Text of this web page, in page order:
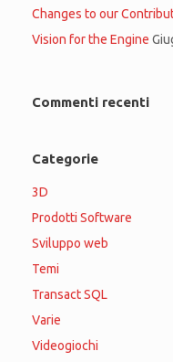
Changes to our
Vision for the Engine
Commenti recenti
Categorie
3D
Prodotti Software
Sviluppo web
Temi
Transact SQL
Varie
Videogiochi